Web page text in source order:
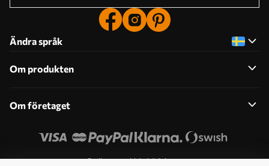
Ändra språk
Om produkten
Om företaget
Redigera cookiebehörigheter